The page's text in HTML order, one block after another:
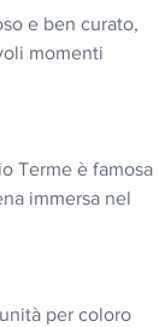
e ben curato,
momenti
Terme è famosa
immersa nel
per coloro